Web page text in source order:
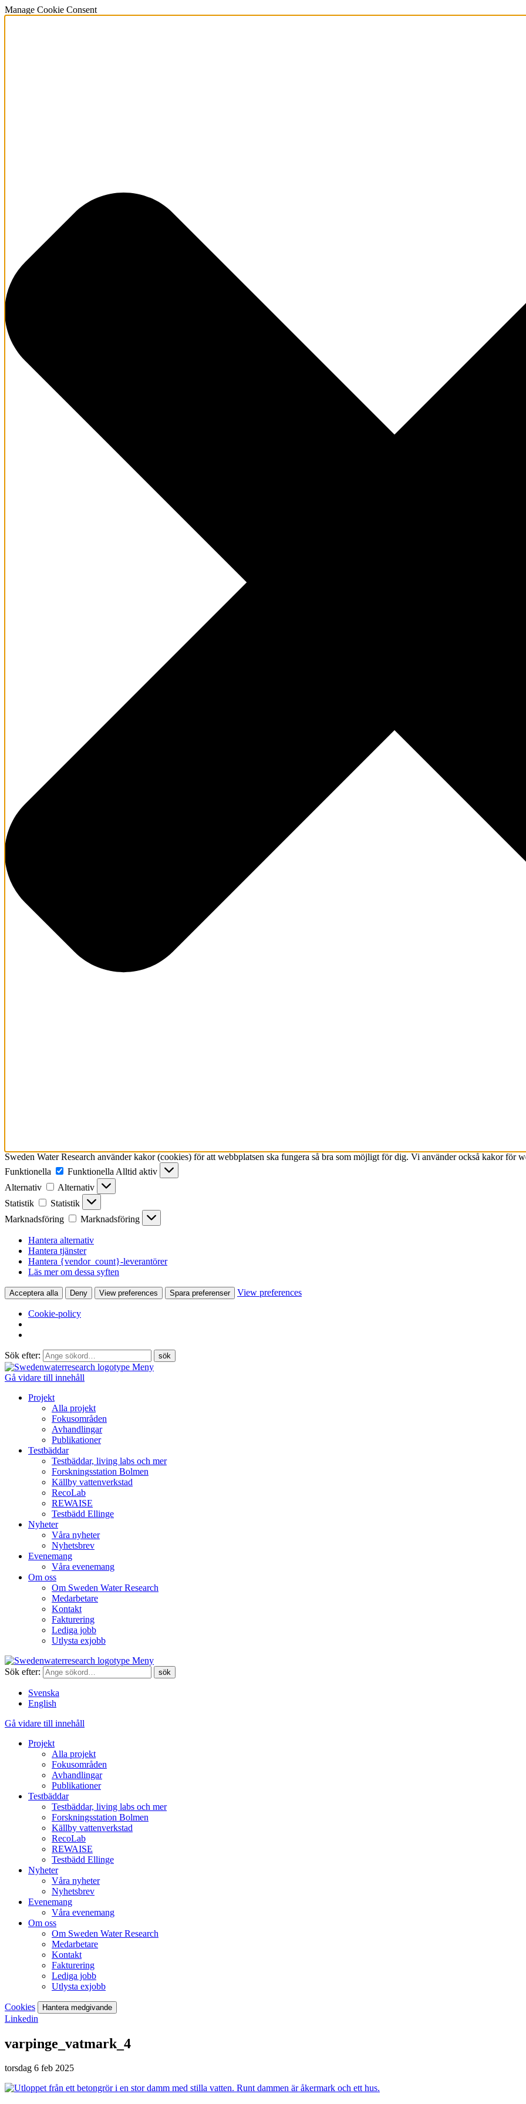
Manage Cookie Consent
Sweden Water Research använder kakor (cookies) för att webbplatsen ska fungera så bra som möjligt för dig. Vi använder också kakor för
Funktionella
Funktionella Alltid aktiv
Alternativ
Alternativ
Statistik
Statistik
Marknadsföring
Marknadsföring
Hantera alternativ
Hantera tjänster
Hantera {vendor_count}-leverantörer
Läs mer om dessa syften
Acceptera alla Deny View preferences Spara preferenser View preferences
Cookie-policy
Sök efter:
Meny
Gå vidare till innehåll
Projekt
Alla projekt
Fokusområden
Avhandlingar
Publikationer
Testbäddar
Testbäddar, living labs och mer
Forskningsstation Bolmen
Källby vattenverkstad
RecoLab
REWAISE
Testbädd Ellinge
Nyheter
Våra nyheter
Nyhetsbrev
Evenemang
Våra evenemang
Om oss
Om Sweden Water Research
Medarbetare
Kontakt
Fakturering
Lediga jobb
Utlysta exjobb
Meny
Sök efter:
Svenska
English
Gå vidare till innehåll
Projekt
Alla projekt
Fokusområden
Avhandlingar
Publikationer
Testbäddar
Testbäddar, living labs och mer
Forskningsstation Bolmen
Källby vattenverkstad
RecoLab
REWAISE
Testbädd Ellinge
Nyheter
Våra nyheter
Nyhetsbrev
Evenemang
Våra evenemang
Om oss
Om Sweden Water Research
Medarbetare
Kontakt
Fakturering
Lediga jobb
Utlysta exjobb
Cookies Hantera medgivande
Linkedin
varpinge_vatmark_4
torsdag 6 feb 2025